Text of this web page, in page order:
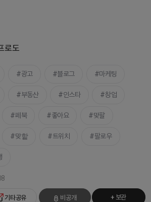
로도
광고 블로그 마케팅
부동산 인스타 창업
페북 좋아요 맞팔
맞핱 트위치 팔로우
기타공유 비공개 + 보관